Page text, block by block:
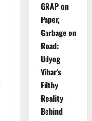
GRAP on
Paper,
Garbage on
Road:
Udyog
Vihar’s
Filthy
Reality
Behind